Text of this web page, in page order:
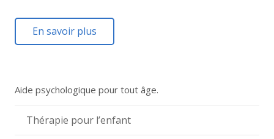
En savoir plus
Aide psychologique pour tout âge.
Thérapie pour l’enfant